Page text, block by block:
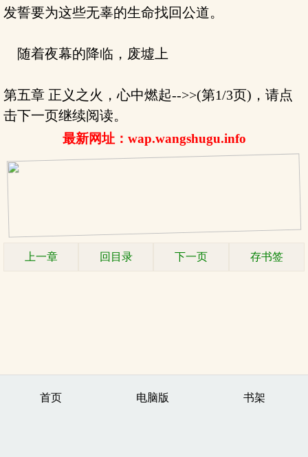
发誓要为这些无辜的生命找回公道。
随着夜幕的降临，废墟上
第五章 正义之火，心中燃起-->>(第1/3页)，请点
击下一页继续阅读。
最新网址：wap.wangshugu.info
上一章 回目录 下一页 存书签
首页 电脑版 书架